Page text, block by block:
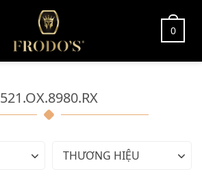
0
521.OX.8980.RX
THƯƠNG HIỆU